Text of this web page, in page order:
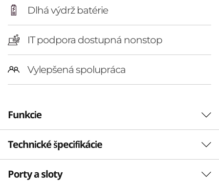
Dlhá výdrž batérie
IT podpora dostupná nonstop
Vylepšená spolupráca
Funkcie
ŽIADNE ŠETRENIE NA PORTOCH
Váhu dávame funkciám
Technické špecifikácie
Výkon
Porty a sloty